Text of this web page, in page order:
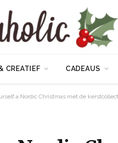
CREATIEF CADEAUS
a Nordic Christmas met de